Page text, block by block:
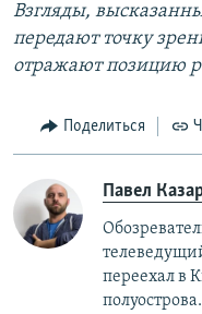
Взгляды,
передают точку
отражают позицию
Поделиться
Павел
переехал в